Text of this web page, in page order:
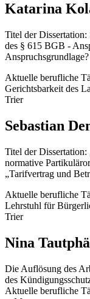
Katarina
Titel der Dissertation:
des § 615 BGB -
Anspruchsgrundlage?
Aktuelle berufliche
Gerichtsbarkeit des
Trier
Sebastian
Titel der
normative
„Tarifvertrag und
Aktuelle berufliche
Lehrstuhl für
Trier
Nina
Die Auflösung des
des
Aktuelle berufliche